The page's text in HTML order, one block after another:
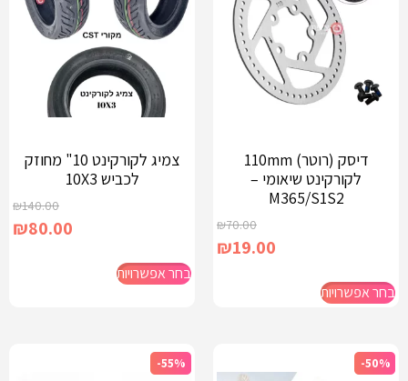
דיסק (רוטר) 110mm
לקורקינט שיאומי –
M365/S1S2
₪70.00
₪19.00
בחר אפשרויות
צמיג לקורקינט 10" מחוזק
לכביש 10X3
₪140.00
₪80.00
בחר אפשרויות
-50%
-55%